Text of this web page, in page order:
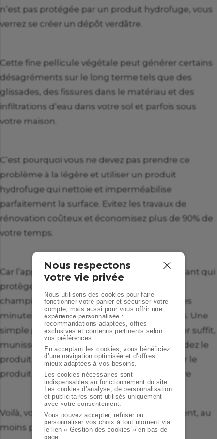
n’est pas protégée par un produit hydrofuge, vous
verrez se créer un dépôt verdâtre.
Cette fine pellicule végétale peut générer certains
désagréments sur le long terme tels que des
glissades, des fissures dans le matériau et des
infiltrations d’eau dans votre sol et parfois sous
votre maison.
C’est pourquoi vous ne devez pas prendre ce
problème à la légère et utiliser un produit
hydrofuge qui nettoie et imperméabilise
parfaitement la surface. Evitez les travaux de
rénovation coûteux et économisez plus de 90% de
votre temps.
Car l’application d’un produit imperméabilisant qui
protège votre terrasse des mousses et des
champignons ne vous prendra que quelques
minutes si vous êtes équipé d'outils adaptés. Une
simple pulvérisation sur la surface à protéger suffit,
munissez-vous d’un pulvérisateur ou répandez le
produit à l’aide d’un balai brosse. Laissez agir le
produit puis rincez abondement à l’eau claire
Voilà, votre terrasse est protégée durablement, au
moins pour 6 mois.
Nous respectons
votre vie privée
Nous utilisons des cookies pour faire
fonctionner votre panier et sécuriser votre
compte, mais aussi pour vous offrir une
expérience personnalisée :
recommandations adaptées, offres
exclusives et contenus pertinents selon
vos préférences.
En acceptant les cookies, vous bénéficiez
d’une navigation optimisée et d’offres
mieux adaptées à vos besoins.
Les cookies nécessaires sont
indispensables au fonctionnement du site.
Les cookies d’analyse, de personnalisation
et publicitaires sont utilisés uniquement
avec votre consentement.
Vous pouvez accepter, refuser ou
personnaliser vos choix à tout moment via
le lien « Gestion des cookies » en bas de
page.